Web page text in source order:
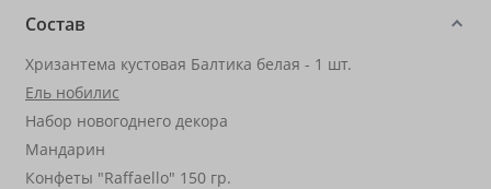
Состав
Хризантема кустовая Балтика белая - 1 шт.
Ель нобилис
Набор новогоднего декора
Мандарин
Конфеты "Raffaello" 150 гр.